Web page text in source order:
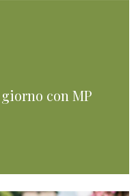
con MP